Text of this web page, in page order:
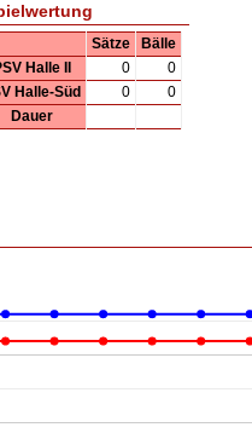
Sätze
Bälle
Halle II
0
0
Halle-Süd
0
0
Dauer